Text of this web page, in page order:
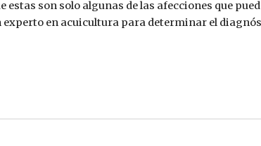
estas son solo algunas de las afecciones que
en acuicultura para determinar el